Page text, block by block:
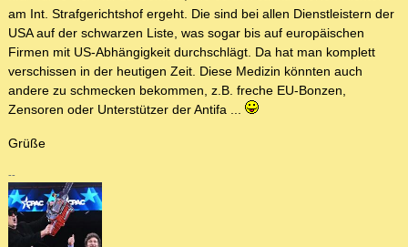
am Int. Strafgerichtshof ergeht. Die sind bei allen Dienstleistern der
USA auf der schwarzen Liste, was sogar bis auf europäischen
Firmen mit US-Abhängigkeit durchschlägt. Da hat man komplett
verschissen in der heutigen Zeit. Diese Medizin könnten auch
andere zu schmecken bekommen, z.B. freche EU-Bonzen,
Zensoren oder Unterstützer der Antifa ...
Grüße
--